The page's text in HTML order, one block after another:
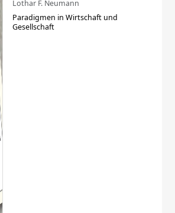
Lothar F. Neumann
Paradigmen in Wirtschaft und
Gesellschaft